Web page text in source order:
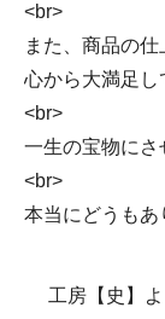
<br>
また、商品の
心から大満足し
<br>
一生の宝物にさ
<br>
本当にどうもあ
工房【史】